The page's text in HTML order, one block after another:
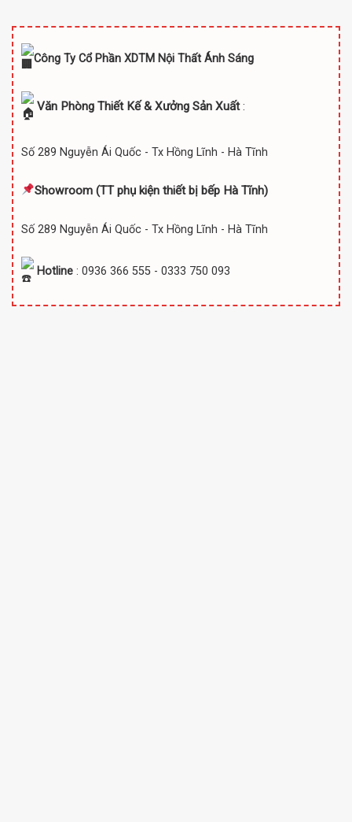
Công Ty Cổ Phần XDTM Nội Thất Ánh Sáng
Văn Phòng Thiết Kế & Xưởng Sản Xuất:
Số 289 Nguyễn Ái Quốc - Tx Hồng Lĩnh - Hà Tĩnh
Showroom (TTphụ kiện thiết bị bếp Hà Tĩnh)
Số 289 Nguyễn Ái Quốc - Tx Hồng Lĩnh - Hà Tĩnh
Hotline : 0936 366 555 - 0333 750 093